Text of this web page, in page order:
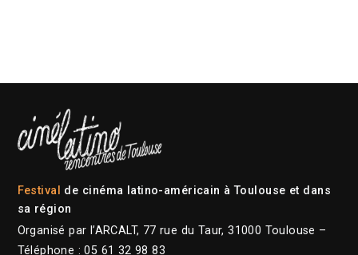
Festival de cinéma latino-américain à Toulouse et dans
sa région
Organisé par l’ARCALT, 77 rue du Taur, 31000 Toulouse –
Téléphone : 05 61 32 98 83